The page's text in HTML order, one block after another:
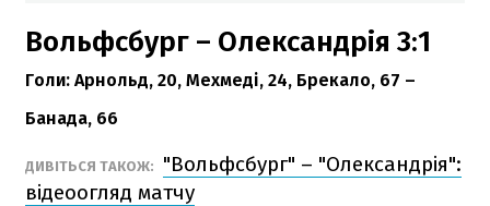
Вольфсбург – Олександрія 3:1
Голи: Арнольд, 20, Мехмеді, 24, Брекало, 67 –
Банада, 66
ДИВІТЬСЯ ТАКОЖ:
"Вольфсбург" – "Олександрія":
відеоогляд матчу